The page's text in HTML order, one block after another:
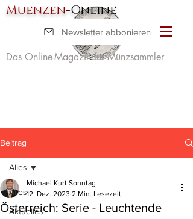
Muenzen-Online
Das Online-Magazin für Münzsammler
Newsletter abbonieren
Beitrag
Alles
Aktuelles
Alles
Österreich: Serie - Leuchtende
Michael Kurt Sonntag
12. Dez. 2023 2 Min. Lesezeit